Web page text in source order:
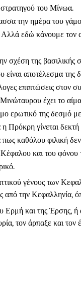
στρατηγού του Μίνωα.
την ημέρα του
εδώ κάνουμε τον
σχέση της
αποτέλεσμα
επιπτώσεις
έχει το
ερωτικό της δεσμό
Πρόκρη γίνεται
καθόλου φιλική
Κέφαλου και του
γένους των
την Κεφαλληνία,
Ερμή και της
τον άρπαξε και